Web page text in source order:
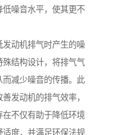
噪音水平，使其更不
动机排气时产生的噪
结构设计，将排气气
减少噪音的传播。此
发动机的排气效率，
不仅有助于降低环境
适度，并满足环保法规